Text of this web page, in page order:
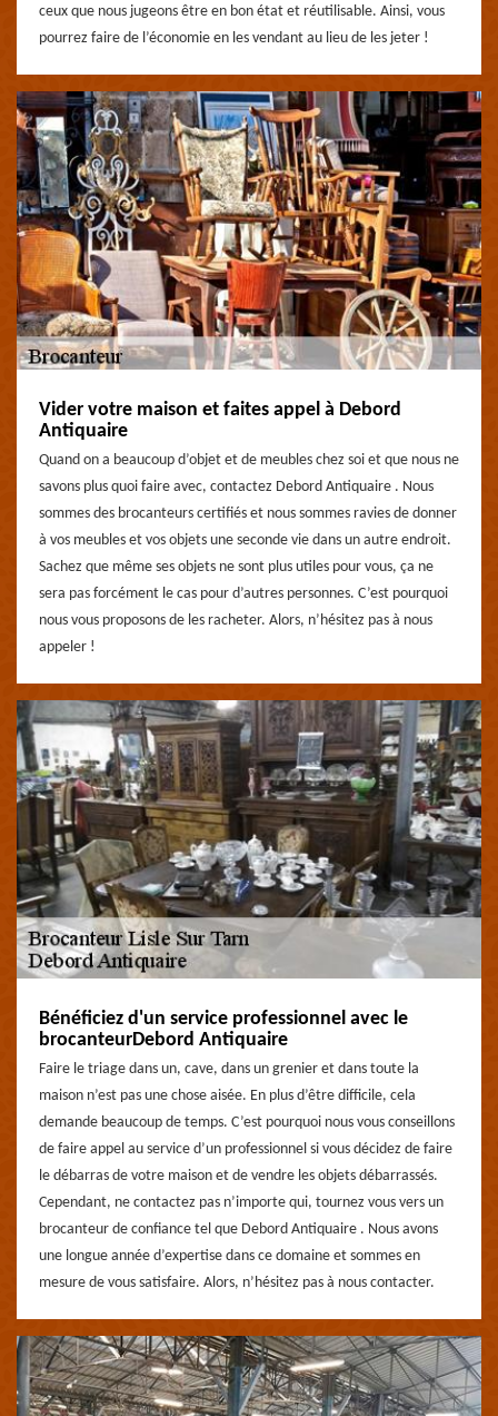
ceux que nous jugeons être en bon état et réutilisable. Ainsi, vous
pourrez faire de l’économie en les vendant au lieu de les jeter !
Vider votre maison et faites appel à Debord
Antiquaire
Quand on a beaucoup d’objet et de meubles chez soi et que nous ne
savons plus quoi faire avec, contactez Debord Antiquaire . Nous
sommes des brocanteurs certifiés et nous sommes ravies de donner
à vos meubles et vos objets une seconde vie dans un autre endroit.
Sachez que même ses objets ne sont plus utiles pour vous, ça ne
sera pas forcément le cas pour d’autres personnes. C’est pourquoi
nous vous proposons de les racheter. Alors, n’hésitez pas à nous
appeler !
Bénéficiez d'un service professionnel avec le
brocanteurDebord Antiquaire
Faire le triage dans un, cave, dans un grenier et dans toute la
maison n’est pas une chose aisée. En plus d’être difficile, cela
demande beaucoup de temps. C’est pourquoi nous vous conseillons
de faire appel au service d’un professionnel si vous décidez de faire
le débarras de votre maison et de vendre les objets débarrassés.
Cependant, ne contactez pas n’importe qui, tournez vous vers un
brocanteur de confiance tel que Debord Antiquaire . Nous avons
une longue année d’expertise dans ce domaine et sommes en
mesure de vous satisfaire. Alors, n’hésitez pas à nous contacter.